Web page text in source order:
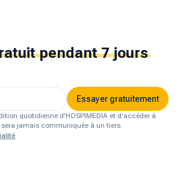
pendant 7 jours
Essayer gratuitement
quotidienne d'HOSPIMEDIA et d'accéder à
jamais communiquée à un tiers.